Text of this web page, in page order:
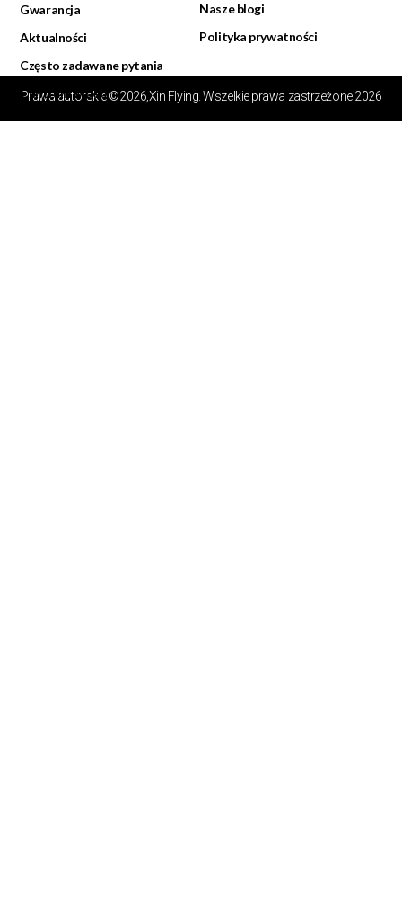
Gwarancja
Aktualności
Często zadawane pytania
Centrum wideo
Nasze blogi
Polityka prywatności
Prawa autorskie ©2026,Xin Flying. Wszelkie prawa zastrzeżone.2026